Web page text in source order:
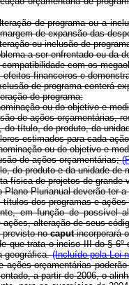
de programa ou a
de expansão das
ou inclusão de
a ser enfrentado ou da
com os
financeiros e
de programa conterá
de programa:
ou do objetivo e
de ações orçamentárias,
do título, do produto, da
estimados para cada
ou do objetivo e
de ações orçamentárias;
do produto e da unidade de
física de projetos de grande
Plano Plurianual deverão ter
títulos dos programas e
em função de possível
ações, alteração de seus
previsto nocaputincorporará
que trata o inciso III do §
geográfica.(Incluído pela Lei
ações orçamentárias
a partir de 2006, o